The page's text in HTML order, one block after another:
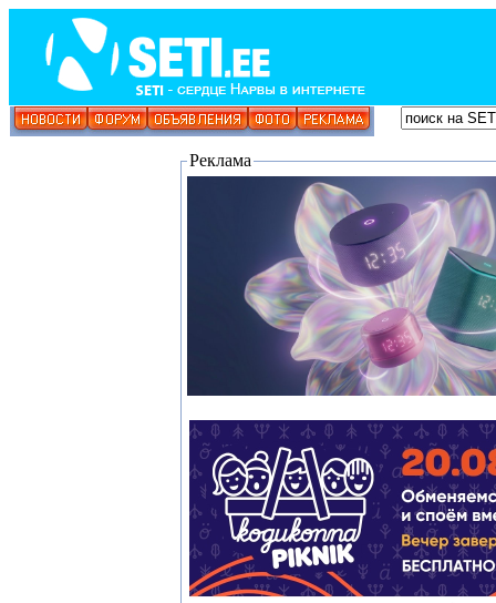
Реклама